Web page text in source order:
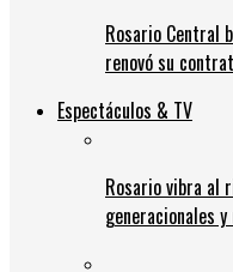
Rosario Central
renovó su
Espectáculos & TV
Rosario vibra al
generacionales